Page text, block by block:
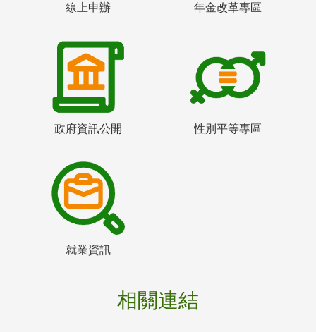
線上申辦 年金改革專區
政府資訊公開 性別平等專區
就業資訊
相關連結